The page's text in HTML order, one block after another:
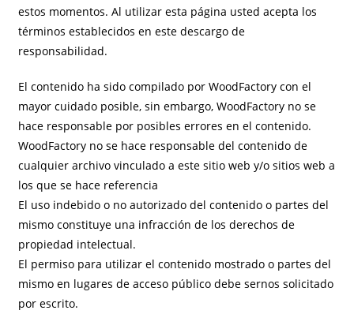
estos momentos. Al utilizar esta página usted acepta los
términos establecidos en este descargo de
responsabilidad.
El contenido ha sido compilado por WoodFactory con el
mayor cuidado posible, sin embargo, WoodFactory no se
hace responsable por posibles errores en el contenido.
WoodFactory no se hace responsable del contenido de
cualquier archivo vinculado a este sitio web y/o sitios web a
los que se hace referencia
El uso indebido o no autorizado del contenido o partes del
mismo constituye una infracción de los derechos de
propiedad intelectual.
El permiso para utilizar el contenido mostrado o partes del
mismo en lugares de acceso público debe sernos solicitado
por escrito.